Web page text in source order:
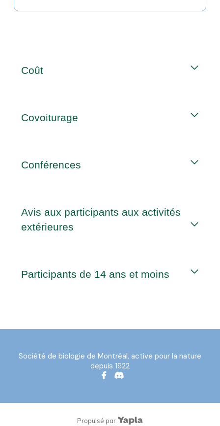
Coût
Covoiturage
Conférences
Avis aux participants aux activités
extérieures
Participants de 14 ans et moins
Société de biologie de Montréal, active pour la nature
depuis 1922
FacebookDiscord
Propulsé par